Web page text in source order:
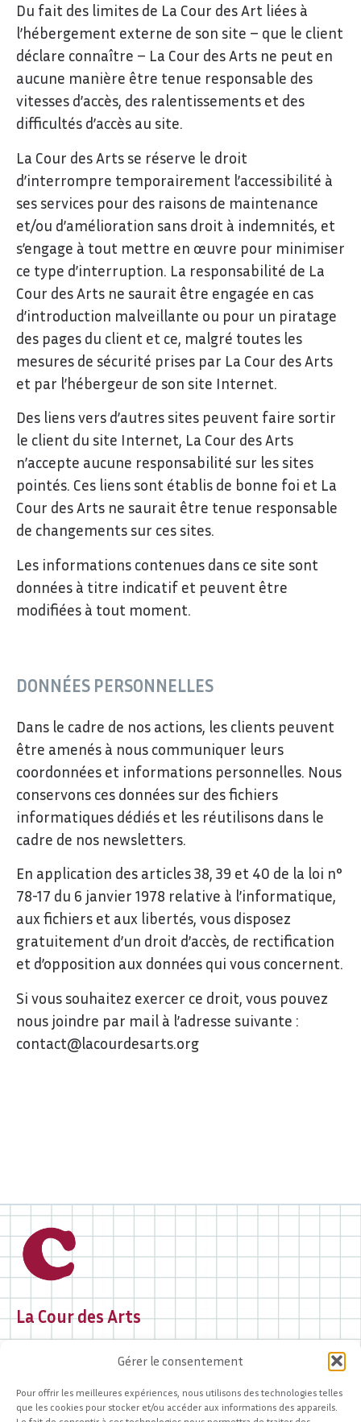
Gérer le consentement
Pour offrir les meilleures expériences, nous utilisons des technologies telles
que les cookies pour stocker et/ou accéder aux informations des appareils.
Du fait des limites de La Cour des Art liées à
l’hébergement externe de son site – que le client
déclare connaître – La Cour des Arts ne peut en
aucune manière être tenue responsable des
vitesses d’accès, des ralentissements et des
difficultés d’accès au site.
La Cour des Arts se réserve le droit
d’interrompre temporairement l’accessibilité à
ses services pour des raisons de maintenance
et/ou d’amélioration sans droit à indemnités, et
s’engage à tout mettre en œuvre pour minimiser
ce type d’interruption. La responsabilité de La
Cour des Arts ne saurait être engagée en cas
d’introduction malveillante ou pour un piratage
des pages du client et ce, malgré toutes les
mesures de sécurité prises par La Cour des Arts
et par l’hébergeur de son site Internet.
Des liens vers d’autres sites peuvent faire sortir
le client du site Internet, La Cour des Arts
n’accepte aucune responsabilité sur les sites
pointés. Ces liens sont établis de bonne foi et La
Cour des Arts ne saurait être tenue responsable
de changements sur ces sites.
Les informations contenues dans ce site sont
données à titre indicatif et peuvent être
modifiées à tout moment.
DONNÉES PERSONNELLES
Dans le cadre de nos actions, les clients peuvent
être amenés à nous communiquer leurs
coordonnées et informations personnelles. Nous
conservons ces données sur des fichiers
informatiques dédiés et les réutilisons dans le
cadre de nos newsletters.
En application des articles 38, 39 et 40 de la loi n°
78-17 du 6 janvier 1978 relative à l’informatique,
aux fichiers et aux libertés, vous disposez
gratuitement d’un droit d’accès, de rectification
et d’opposition aux données qui vous concernent.
Si vous souhaitez exercer ce droit, vous pouvez
nous joindre par mail à l’adresse suivante :
contact@lacourdesarts.org
La Cour des Arts
contact@lacourdesarts.org